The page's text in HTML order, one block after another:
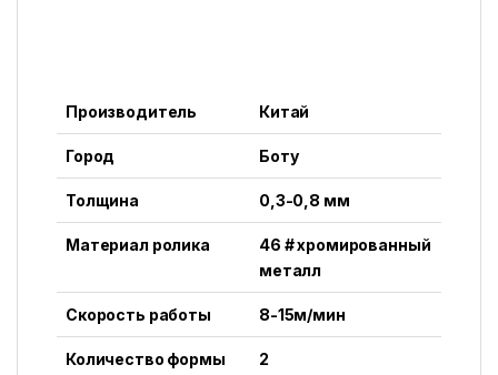
Производитель Китай
Город Боту
Толщина 0,3-0,8 мм
Материал ролика
46 # хромированный
металл
Скорость работы 8-15м/мин
Количество формы 2